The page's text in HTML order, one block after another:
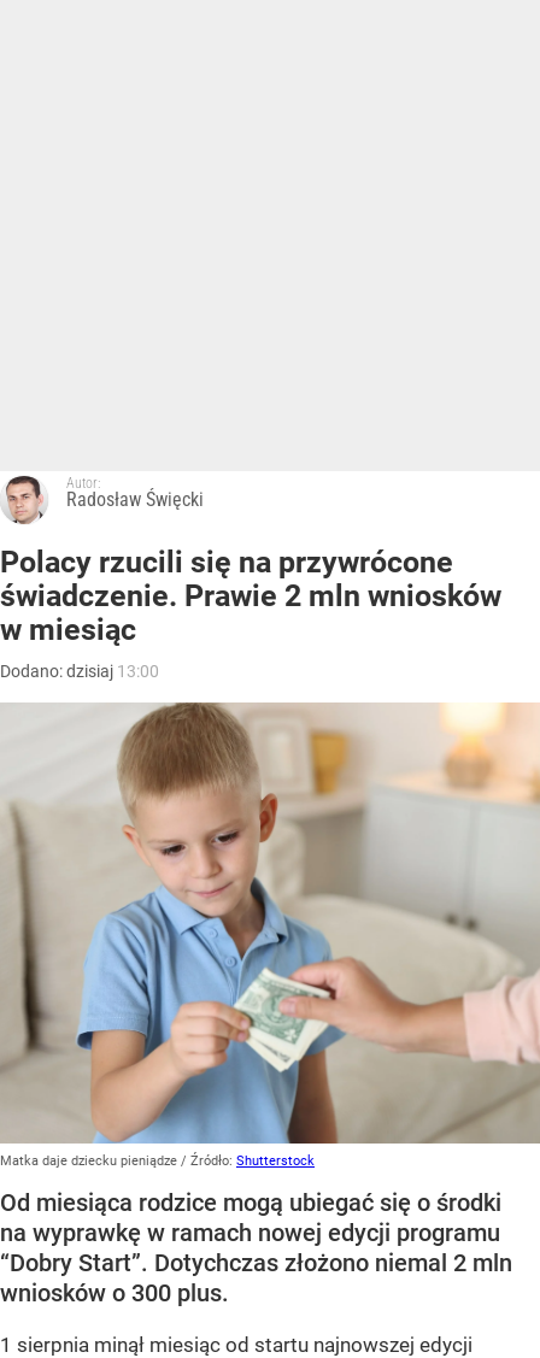
Autor:
Radosław Święcki
Polacy rzucili się na przywrócone
świadczenie. Prawie 2 mln wniosków
w miesiąc
Dodano:dzisiaj 13:00
Matka daje dziecku pieniądze / Źródło: Shutterstock
Od miesiąca rodzice mogą ubiegać się o środki
na wyprawkę w ramach nowej edycji programu
“Dobry Start”. Dotychczas złożono niemal 2 mln
wniosków o 300 plus.
1 sierpnia minął miesiąc od startu najnowszej edycji